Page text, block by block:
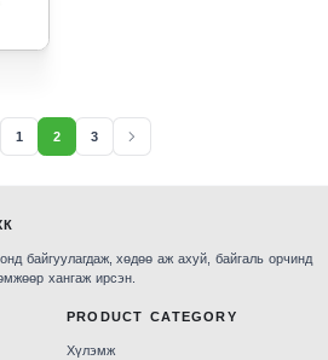
1 2 3
байгуулагдаж, хөдөө аж ахуй, байгаль орчинд
хангаж ирсэн.
PRODUCT CATEGORY
Хүлэмж